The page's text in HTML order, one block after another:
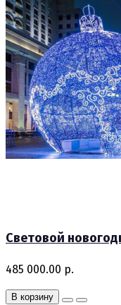
Световой
485 000.00 р.
В корзину